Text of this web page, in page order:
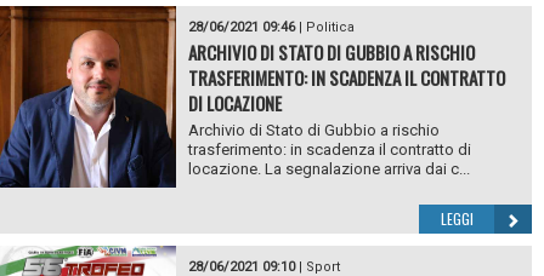
28/06/2021 09:46| Politica
ARCHIVIO DI STATO DI GUBBIO A RISCHIO
TRASFERIMENTO: IN SCADENZA IL CONTRATTO
DI LOCAZIONE
Archivio di Stato di Gubbio a rischio
trasferimento: in scadenza il contratto di
locazione. La segnalazione arriva dai c...
LEGGI
28/06/2021 09:10| Sport